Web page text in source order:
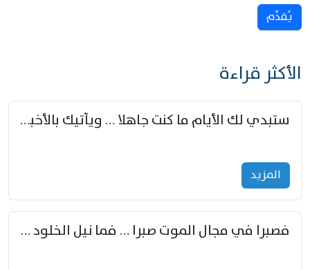
يُقدِّم
الأكثر قراءة
ستبدي لك الأيام ما كنت جاهلا … ويأتيك بالأخبار من لم تزوّد
المزید
فصبرا في مجال الموت صبرا … فما نيل الخلود بمستطاع